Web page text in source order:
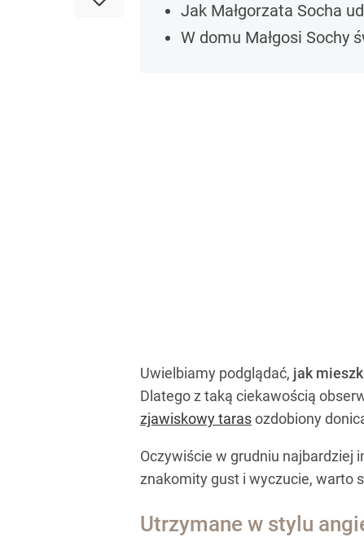
Jak Małgorzata Socha
W domu Małgosi Sochy
Uwielbiamy podglądać, jak
Dlatego z taką ciekawością
zjawiskowy tarasozdobiony
Oczywiście w grudniu najbardziej
znakomity gust i wyczucie, warto
Utrzymane w stylu